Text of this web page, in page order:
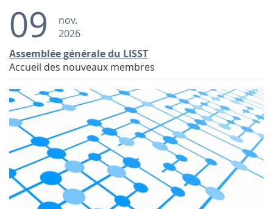
09
nov.
2026
Assemblée générale du LISST
Accueil des nouveaux membres